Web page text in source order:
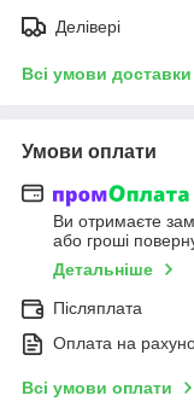
Делівері
Всі умови доставки
Умови оплати
Ви отримаєте
або гроші
Детальніше
Післяплата
Оплата на
Всі умови оплати